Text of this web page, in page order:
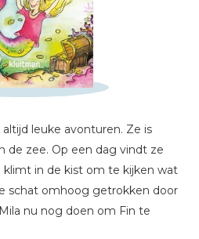
leuke avonturen. Ze is
de zee. Op een dag vindt ze
klimt in de kist om te kijken wat
schat omhoog getrokken door
nu nog doen om Fin te